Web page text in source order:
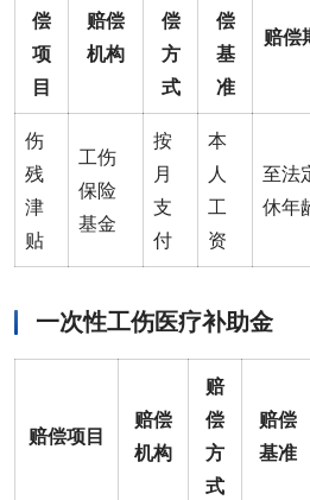
偿
项
目
赔偿
机构
偿
方
式
偿
基
准
赔偿
伤
残
津
贴
工伤
保险
基金
按
月
支
付
本
人
工
资
至法
休年
一次性工伤医疗补助金
赔偿项目
赔偿
机构
赔
偿
方
式
赔偿
基准